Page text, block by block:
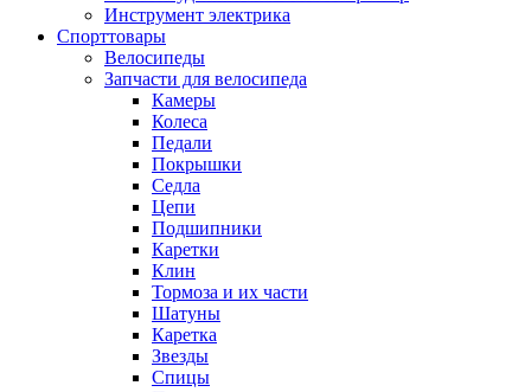
Инструмент электрика
Спорттовары
Велосипеды
Запчасти для велосипеда
Камеры
Колеса
Педали
Покрышки
Седла
Цепи
Подшипники
Каретки
Клин
Тормоза и их части
Шатуны
Каретка
Звезды
Спицы